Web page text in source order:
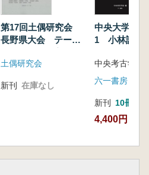
第17回土偶研究会
長野県大会 テーマ:
土偶研究会
新刊 在庫なし
中央大学考
1 小林謙一
中央考古学
六一書房
新刊 10冊
4,400円